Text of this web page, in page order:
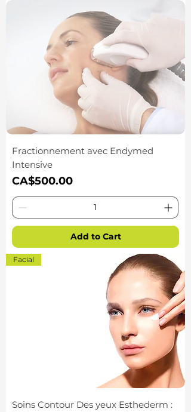
Fractionnement avec Endymed
Intensive
Price
CA$500.00
Add to Cart
Facial
Soins Contour Des yeux Esthederm :